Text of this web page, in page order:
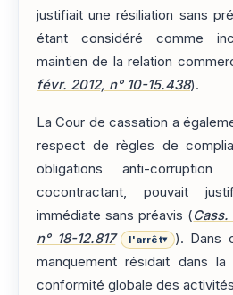
justifiait une résiliation sans
étant considéré comme
maintien de la relation
févr. 2012, n° 10-15.438).
La Cour de cassation a
respect de règles de
obligations anti-
cocontractant, pouvait
immédiate sans préavis (
n° 18-12.817
l'arrêt▾
). Dans
manquement résidait dans
conformité globale des